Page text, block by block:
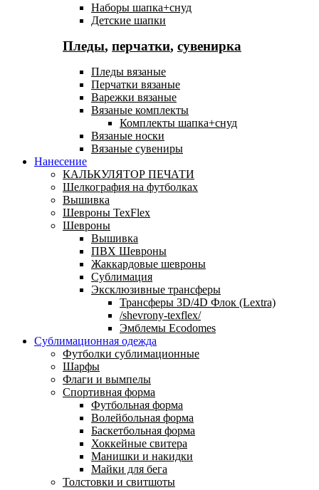
Наборы шапка+снуд
Детские шапки
Пледы, перчатки, сувенирка
Пледы вязаные
Перчатки вязаные
Варежки вязаные
Вязаные комплекты
Комплекты шапка+снуд
Вязаные носки
Вязаные сувениры
Нанесение
КАЛЬКУЛЯТОР ПЕЧАТИ
Шелкография на футболках
Вышивка
Шевроны TexFlex
Шевроны
Вышивка
ПВХ Шевроны
Жаккардовые шевроны
Сублимация
Эксклюзивные трансферы
Трансферы 3D/4D Флок (Lextra)
/shevrony-texflex/
Эмблемы Ecodomes
Сублимационная одежда
Футболки сублимационные
Шарфы
Флаги и вымпелы
Спортивная форма
Футбольная форма
Волейбольная форма
Баскетбольная форма
Хоккейные свитера
Манишки и накидки
Майки для бега
Толстовки и свитшоты